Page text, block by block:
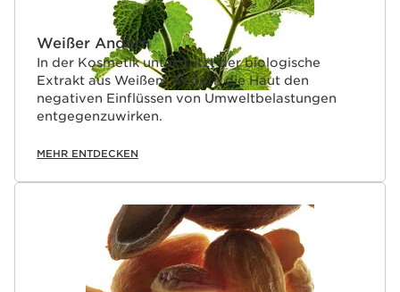
Weißer Andorn
In der Kosmetik unterstützt der biologische
Extrakt aus Weißem Andorn die Haut den
negativen Einflüssen von Umweltbelastungen
entgegenzuwirken.
MEHR ENTDECKEN